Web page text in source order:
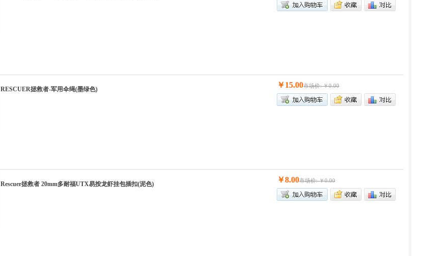
RESCUER拯救者-军用伞绳(墨绿色) ￥15.00市场价: ￥0.00
Rescuer拯救者 20mm多耐福UTX易按龙虾挂包插扣(泥色) ￥8.00市场价: ￥0.00